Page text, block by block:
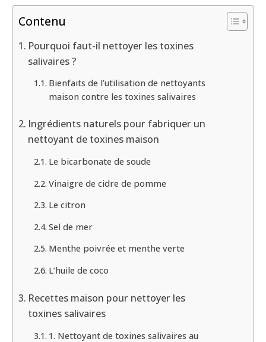
Contenu
Pourquoi faut-il nettoyer les toxines
salivaires ?
Bienfaits de l’utilisation de nettoyants
maison contre les toxines salivaires
Ingrédients naturels pour fabriquer un
nettoyant de toxines maison
Le bicarbonate de soude
Vinaigre de cidre de pomme
Le citron
Sel de mer
Menthe poivrée et menthe verte
L’huile de coco
Recettes maison pour nettoyer les
toxines salivaires
1. Nettoyant de toxines salivaires au